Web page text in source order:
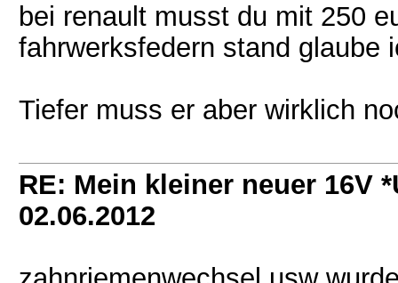
bei renault musst du mit 250
fahrwerksfedern stand glaube
Tiefer muss er aber wirklich
RE: Mein kleiner neuer 16V
02.06.2012